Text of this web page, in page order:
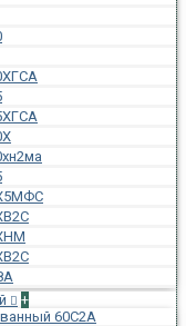
+
60С2А